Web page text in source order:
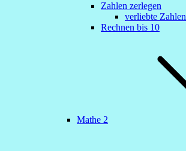
Zahlen zerlegen
verliebte Zahlen
Rechnen bis 10
Mathe 2